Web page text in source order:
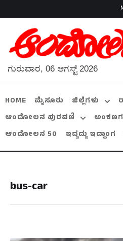
ಗುರುವಾರ, 06 ಆಗಸ್ಟ್ 2026
HOME ಮೈಸೂರು ಜಿಲ್ಲೆಗಳು
ಆಂದೋಲನ ಪುರವಣಿ
ಆಂದೋಲನ 50
ಇದ್ದದ್ದು ಇದ್ಹಾಂಗ
bus-car